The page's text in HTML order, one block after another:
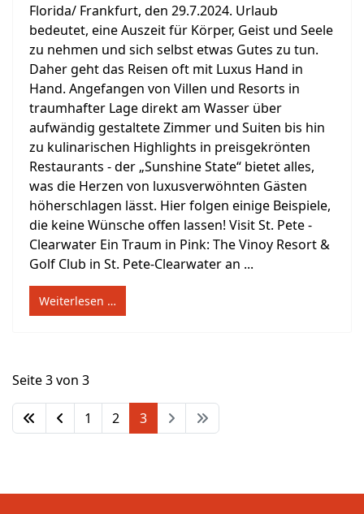
Florida/ Frankfurt, den 29.7.2024. Urlaub
bedeutet, eine Auszeit für Körper, Geist und Seele
zu nehmen und sich selbst etwas Gutes zu tun.
Daher geht das Reisen oft mit Luxus Hand in
Hand. Angefangen von Villen und Resorts in
traumhafter Lage direkt am Wasser über
aufwändig gestaltete Zimmer und Suiten bis hin
zu kulinarischen Highlights in preisgekrönten
Restaurants - der „Sunshine State“ bietet alles,
was die Herzen von luxusverwöhnten Gästen
höherschlagen lässt. Hier folgen einige Beispiele,
die keine Wünsche offen lassen! Visit St. Pete -
Clearwater Ein Traum in Pink: The Vinoy Resort &
Golf Club in St. Pete-Clearwater an ...
Weiterlesen …
Seite 3 von 3
1 2 3